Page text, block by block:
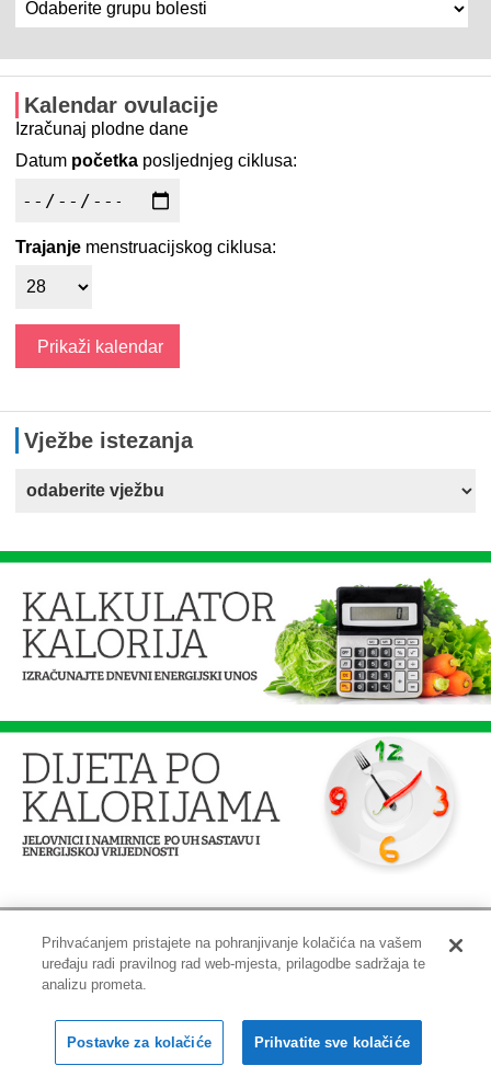
Kalendar ovulacije
Izračunaj plodne dane
Datum početka posljednjeg ciklusa:
Trajanje menstruacijskog ciklusa:
Vježbe istezanja
Impressum | Pravne informacije
Copyright © 2001-2026 PLIVAzdravlje
Sva prava pridržana.
Prihvaćanjem pristajete na pohranjivanje kolačića na vašem
uređaju radi pravilnog rad web-mjesta, prilagodbe sadržaja te
analizu prometa.
Postavke za kolačiće Prihvatite sve kolačiće